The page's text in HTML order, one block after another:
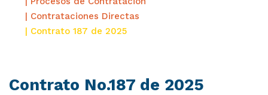
| Contrataciones Directas
| Contrato 187 de 2025
Contrato No.187 de 2025